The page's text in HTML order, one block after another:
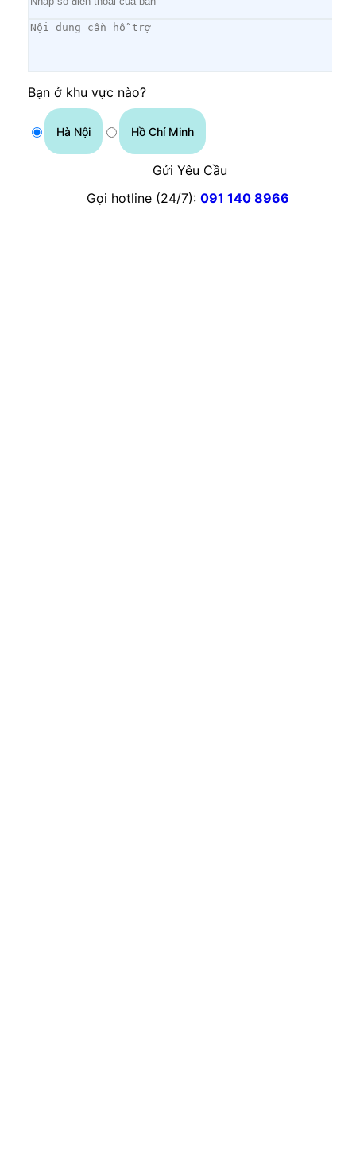
Bạn ở khu vực nào?
Hà Nội Hồ Chí Minh
Gửi Yêu Cầu
Gọi hotline (24/7): 091 140 8966